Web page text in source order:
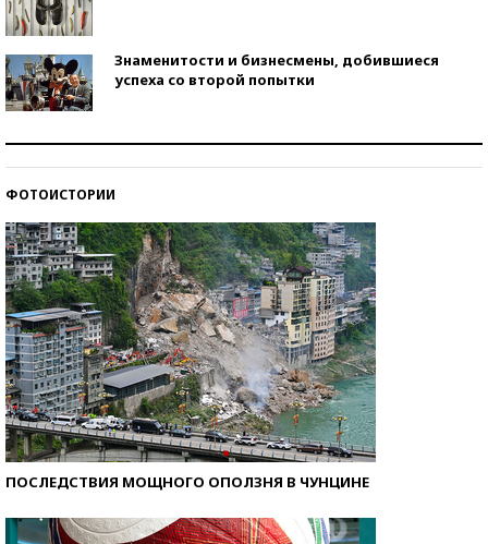
Знаменитости и бизнесмены, добившиеся
успеха со второй попытки
ФОТОИСТОРИИ
ПОСЛЕДСТВИЯ МОЩНОГО ОПОЛЗНЯ В ЧУНЦИНЕ